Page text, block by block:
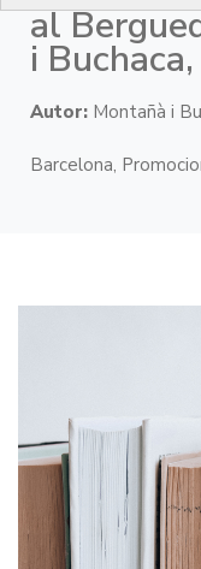
al
i
Autor: Montañà i
Barcelona,